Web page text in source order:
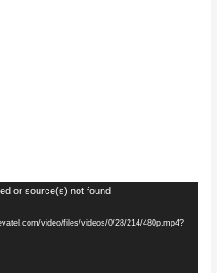
or source(s) not found
video/files/videos/0/28/214/480p.mp4?